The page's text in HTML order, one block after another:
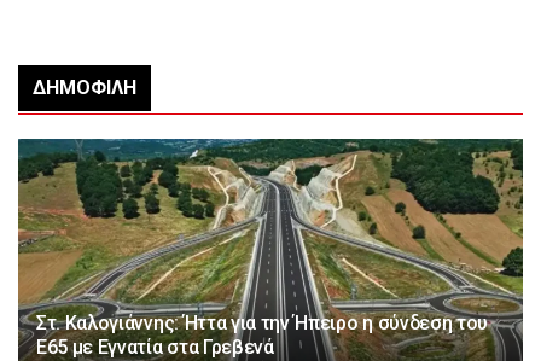
ΔΗΜΟΦΙΛΉ
Στ. Καλογιάννης: Ήττα για την Ήπειρο η σύνδεση του
Ε65 με Εγνατία στα Γρεβενά